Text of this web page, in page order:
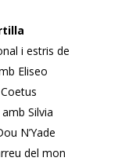
i estris de
Eliseo
Silvia
N’Yade
del mon